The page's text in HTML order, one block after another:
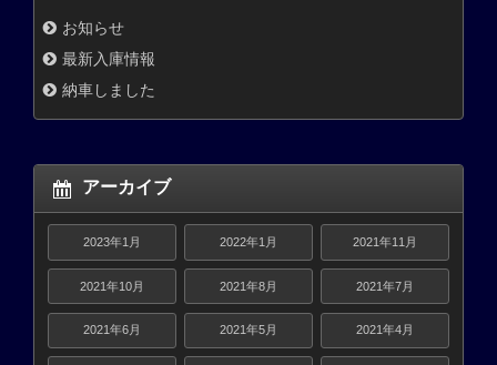
お知らせ
最新入庫情報
納車しました
アーカイブ
2023年1月 2022年1月 2021年11月
2021年10月 2021年8月 2021年7月
2021年6月 2021年5月 2021年4月